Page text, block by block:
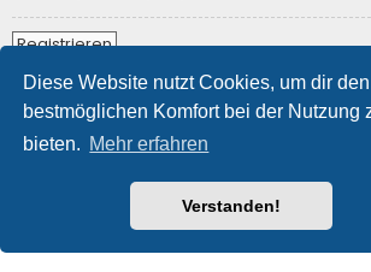
Diese Website nutzt Cookies, um dir den
bestmöglichen Komfort bei der Nutzung
bieten. Mehr erfahren
Verstanden!
Registrieren
Foren-Übersicht Kontakt
Powered byphpBB® Forum
Deutsche
Datenschutz